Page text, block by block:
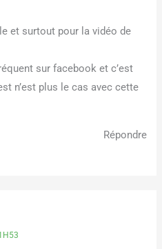
et surtout pour la vidéo de
sur facebook et c’est
n’est plus le cas avec cette
Répondre